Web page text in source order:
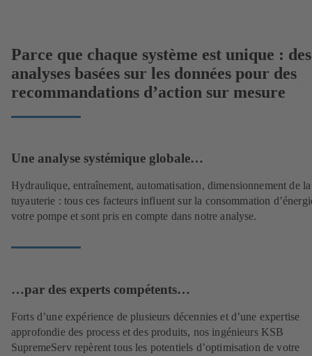
Parce que chaque système est unique : des
analyses basées sur les données pour des
recommandations d’action sur mesure
Une analyse systémique globale…
Hydraulique, entraînement, automatisation, dimensionnement de la
tuyauterie : tous ces facteurs influent sur la consommation
votre pompe et sont pris en compte dans notre analyse.
…par des experts compétents…
Forts d’une expérience de plusieurs décennies et d’une expertise
approfondie des process et des produits, nos ingénieurs KSB
SupremeServ repèrent tous les potentiels d’optimisation de votre